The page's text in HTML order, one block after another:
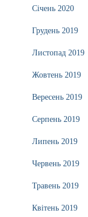
Січень 2020
Грудень 2019
Листопад 2019
Жовтень 2019
Вересень 2019
Серпень 2019
Липень 2019
Червень 2019
Травень 2019
Квітень 2019